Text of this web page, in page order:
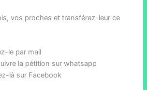
vos proches et transférez-leur ce
le par mail
la pétition sur whatsapp
là sur Facebook